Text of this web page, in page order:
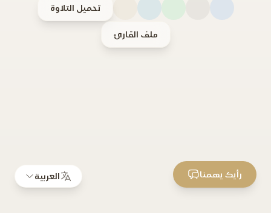
تحميل التلاوة
ملف القارئ
العربية رأيك يهمنا